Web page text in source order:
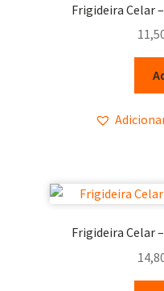
Frigideira Celar
Frigideira Celar